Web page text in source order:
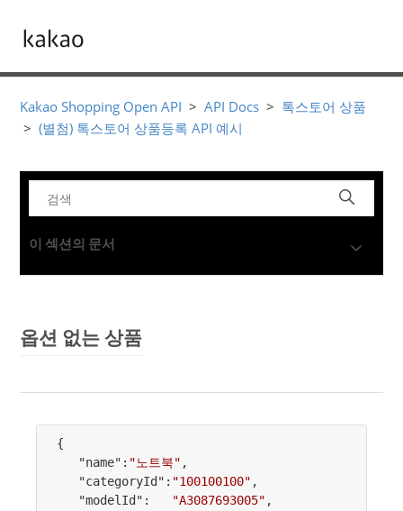
Kakao Shopping Open API API Docs
톡스토어 상품
(별첨) 톡스토어 상품등록 API 예시
이 섹션의 문서
옵션 없는 상품
{
   "name":
"노트북" ,
   "categoryId":
"100100100" ,
   "modelId":
"A3087693005" ,